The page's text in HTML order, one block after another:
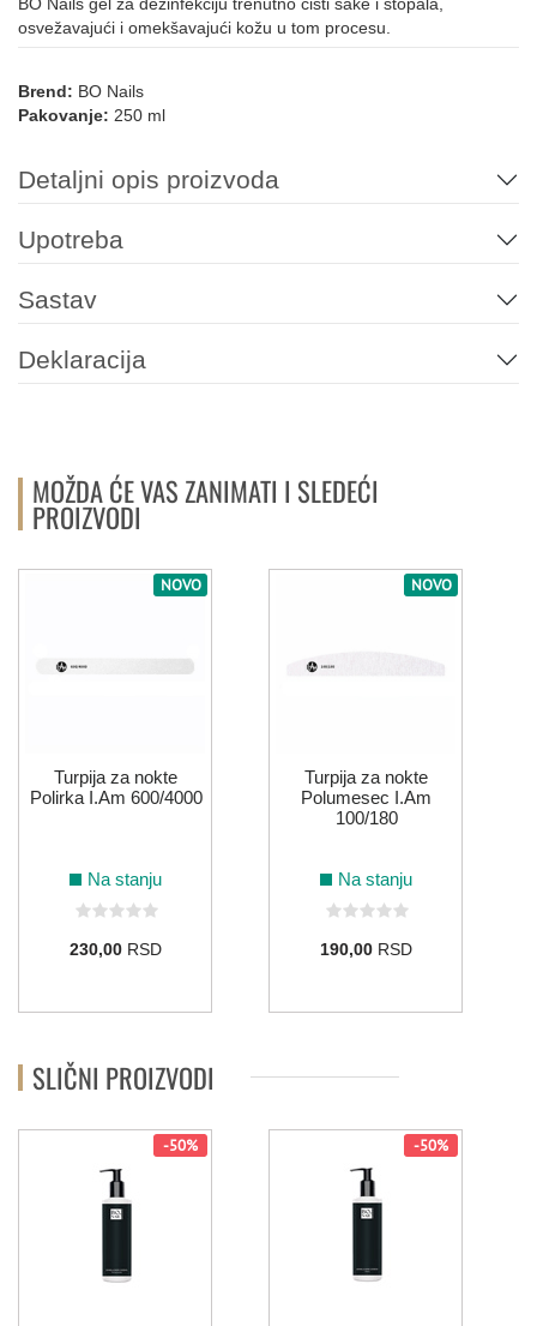
BO Nails gel za dezinfekciju trenutno čisti šake i stopala,
osvežavajući i omekšavajući kožu u tom procesu.
Brend: BO Nails
Pakovanje: 250 ml
Detaljni opis proizvoda
Upotreba
Sastav
Deklaracija
MOŽDA ĆE VAS ZANIMATI I SLEDEĆI
PROIZVODI
NOVO
Turpija za nokte
Polirka I.Am 600/4000
Na stanju
230,00RSD
NOVO
Turpija za nokte
Polumesec I.Am
100/180
Na stanju
190,00RSD
SLIČNI PROIZVODI
-50% -50%